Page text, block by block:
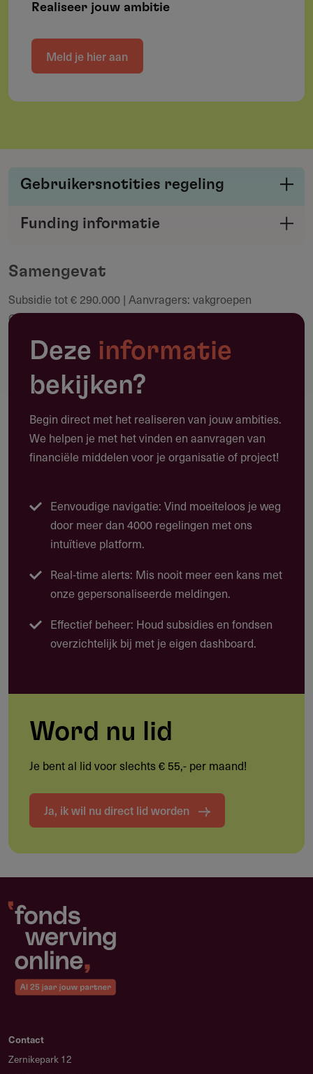
Realiseer jouw ambitie
Meld je hier aan
Samengevat
Subsidie tot € 290.000 | Aanvragers: vakgroepen
Ouderengeneeskunde | Deadline: 4 juni 2026 | Looptijd
max 72 maanden
Toepassing
Waarvoor kun je deze subsidie gebruiken?
Deze subsidie biedt tot € 290.000 voor een
onderzoeker (aioto).
Wetenschappelijk onderzoek naar diagnostiek, beloop
ouderengeneeskunde
praktijk van de specialist ouderengeneeskunde
Begeleiding van het promotietraject van de aioto door
Onderzoekstijd van de aioto binnen het promotietraject
Communicatie en implementatie van
onderzoeksresultaten (minimaal 5% van het
projectbudget)
Doelgroep
Wie kan deze subsidie aanvragen?
Uitsluitend de vakgroep Ouderengeneeskunde van een
Nederlandse universiteit of universitair medisch centrum
(umc) kan deze subsidie aanvragen.
Vakgroepen Ouderengeneeskunde van Nederlandse
universiteiten
medische centra (umc's)
Het promotieonderzoek wordt uitgevoerd door een arts
Gebruikersnotities regeling
verstrekker met de Fondswervingonline
Maak een notitie
Funding informatie
Deze informatie
bekijken?
Begin direct met het realiseren van jouw ambities.
We helpen je met het vinden en aanvragen van
financiële middelen voor je organisatie of project!
Eenvoudige navigatie: Vind moeiteloos je weg
door meer dan 4000 regelingen met ons
intuïtieve platform.
Real-time alerts: Mis nooit meer een kans met
onze gepersonaliseerde meldingen.
Effectief beheer: Houd subsidies en fondsen
overzichtelijk bij met je eigen dashboard.
Word nu lid
Je bent al lid voor slechts € 55,- per maand!
Ja, ik wil nu direct lid worden
Contact
Zernikepark 12